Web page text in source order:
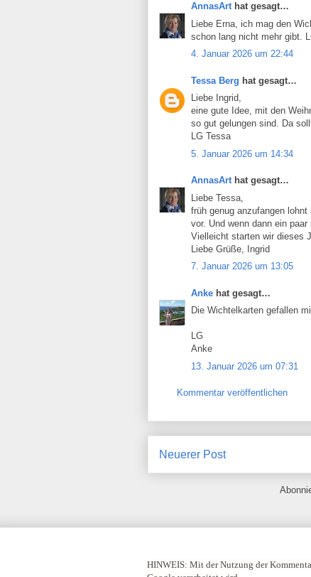
AnnasArthat gesagt…
Liebe Erna, ich mag den
schon lang nicht mehr gibt.
4. Januar 2026 um 22:44
Tessa Berg hat gesagt…
Liebe Ingrid,
eine gute Idee, mit den
so gut gelungen sind. Da
LG Tessa
5. Januar 2026 um 14:34
AnnasArthat gesagt…
Liebe Tessa,
früh genug anzufangen
vor. Und wenn dann ein
Vielleicht starten wir dieses
Liebe Grüße, Ingrid
7. Januar 2026 um 13:05
Anke hat gesagt…
Die Wichtelkarten gefallen
LG
Anke
13. Januar 2026 um 07:31
Kommentar veröffentlichen
Neuerer Post
HINWEIS: Mit der Nutzung der